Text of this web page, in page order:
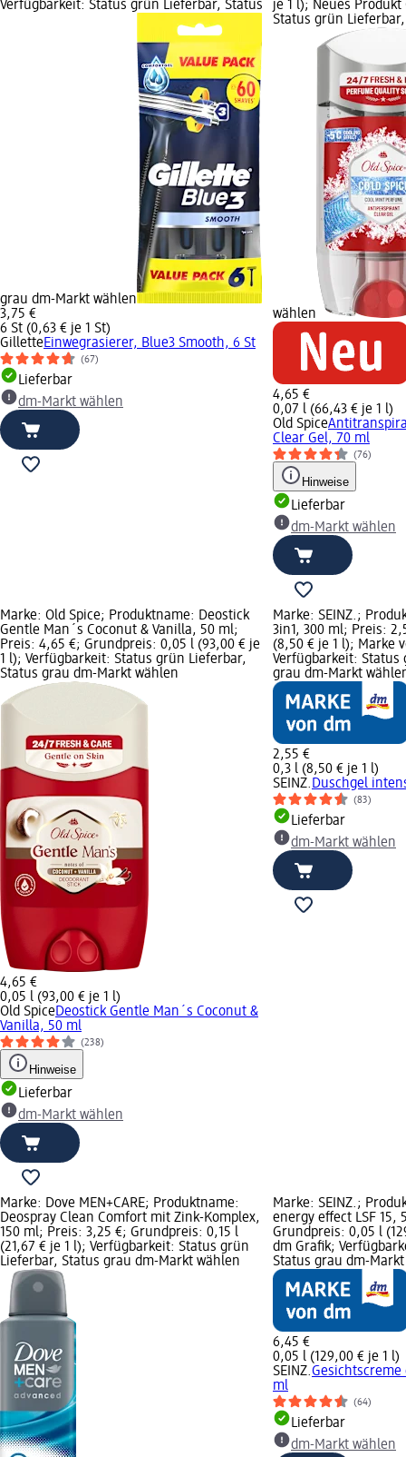
Verfügbarkeit: Status grün Lieferbar, Status
grau dm-Markt wählen
3,75 €
6 St (0,63 € je 1 St)
GilletteEinwegrasierer, Blue3 Smooth, 6 St
(67)
Lieferbar
dm-Markt wählen
je 1 l); Neues
Status grün
wählen
4,65 €
0,07 l (66,43 € je 1 l)
Old Spice
Clear Gel, 70 ml
(76)
Hinweise
Lieferbar
dm-Markt wählen
Marke: Old Spice; Produktname: Deostick
Gentle Man´s Coconut & Vanilla, 50 ml;
Preis: 4,65 €; Grundpreis: 0,05 l (93,00 € je
1 l); Verfügbarkeit: Status grün Lieferbar,
Status grau dm-Markt wählen
4,65 €
0,05 l (93,00 € je 1 l)
Old SpiceDeostick Gentle Man´s Coconut &
Vanilla, 50 ml
(238)
Hinweise
Lieferbar
dm-Markt wählen
Marke: SEINZ.;
3in1, 300 ml; Preis:
(8,50 € je 1 l); Marke
Verfügbarkeit: Status
grau dm-Markt
2,55 €
0,3 l (8,50 € je 1 l)
SEINZ. Duschgel
(83)
Lieferbar
dm-Markt wählen
Marke: Dove MEN+CARE; Produktname:
Deospray Clean Comfort mit Zink-Komplex,
150 ml; Preis: 3,25 €; Grundpreis: 0,15 l
(21,67 € je 1 l); Verfügbarkeit: Status grün
Lieferbar, Status grau dm-Markt wählen
Marke: SEINZ.;
energy effect LSF 15,
Grundpreis: 0,05 l
dm Grafik;
Status grau dm-
6,45 €
0,05 l (129,00 € je 1 l)
SEINZ.Gesichtscreme
ml
(64)
Lieferbar
dm-Markt wählen